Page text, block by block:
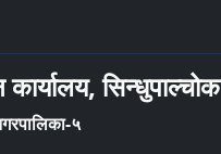
सिन्धुपाल्चोक
५